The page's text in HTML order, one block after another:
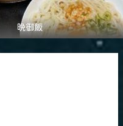
晩御飯